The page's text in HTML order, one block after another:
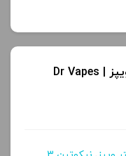
جویس چیز کیک بیسکویت دکتر ویپز | Dr Vapes